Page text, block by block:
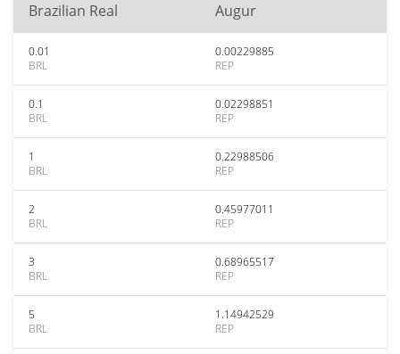
Brazilian Real Augur
0.01
BRL
0.00229885
REP
0.1
BRL
0.02298851
REP
1
BRL
0.22988506
REP
2
BRL
0.45977011
REP
3
BRL
0.68965517
REP
5
BRL
1.14942529
REP